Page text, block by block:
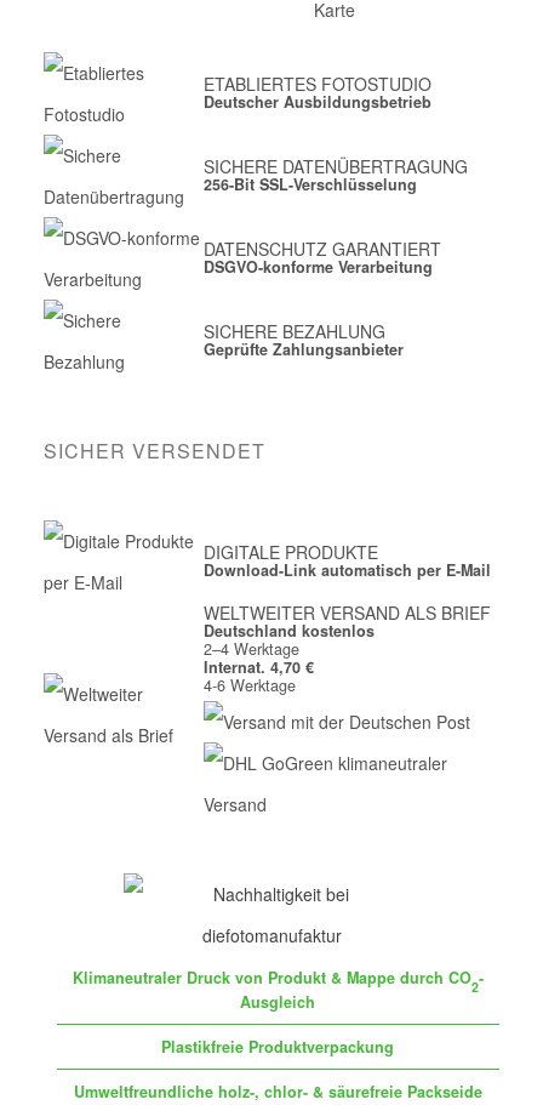
ETABLIERTES FOTOSTUDIO
Deutscher Ausbildungsbetrieb
SICHERE DATENÜBERTRAGUNG
256-Bit SSL-Verschlüsselung
DATENSCHUTZ GARANTIERT
DSGVO-konforme Verarbeitung
SICHERE BEZAHLUNG
Geprüfte Zahlungsanbieter
SICHER VERSENDET
DIGITALE PRODUKTE
Download-Link automatisch per E-Mail
WELTWEITER VERSAND ALS BRIEF
Deutschland kostenlos
2–4 Werktage
Internat. 4,70 €
4-6 Werktage
Klimaneutraler Druck von Produkt & Mappe durch CO2-
Ausgleich
Plastikfreie Produktverpackung
Umweltfreundliche holz-, chlor- & säurefreie Packseide